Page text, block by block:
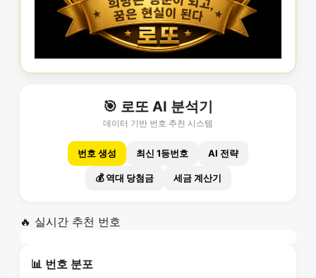
🎯 로또 AI 분석기
데이터 기반 번호 추천 시스템
번호 생성 최신 1등번호 AI 전략
💰 역대 당첨금 세금 계산기
🔥 실시간 추천 번호
📊 번호 분포